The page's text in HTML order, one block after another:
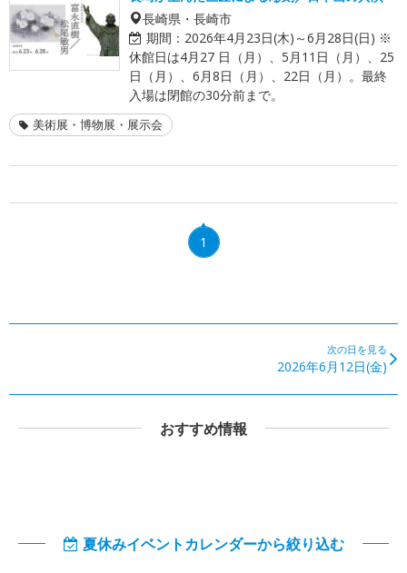
長崎県・長崎市
期間： 2026年4月23日(木)～6月28日(日) ※
休館日は4月27 日（月）、5月11日（月）、25
日（月）、6月8日（月）、22日（月）。最終
入場は閉館の30分前まで。
美術展・博物展・展示会
1
次の日を見る
2026年6月12日(金)
おすすめ情報
夏休みイベントカレンダーから絞り込む